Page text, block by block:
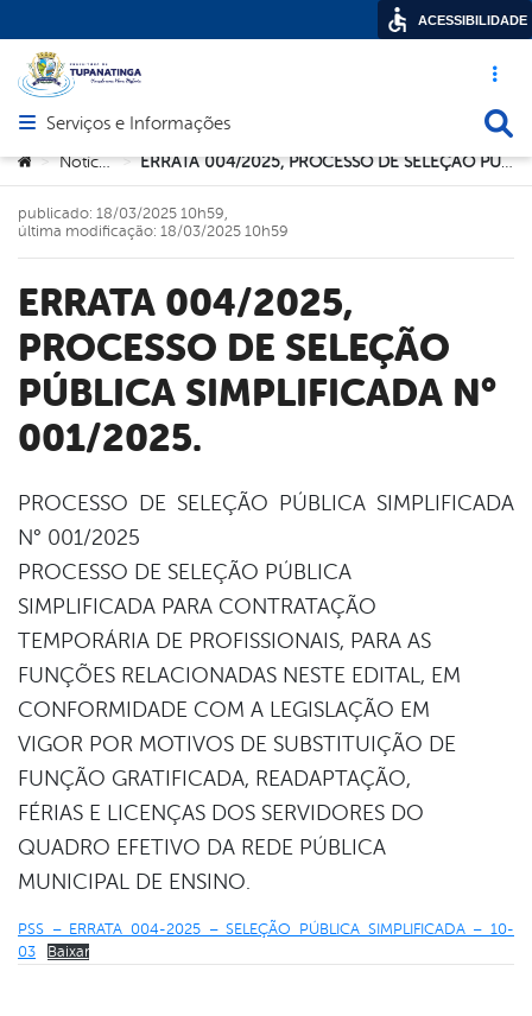
Acesso
Abrir menu principal de navegação
Serviços e Informações
Você está aqui:
> Notícias > ERRATA 004/2025, PROCESSO DE SELEÇÃO PÚBLICA SIMPLIFICADA N° 001/2025.
ERRATA 004/2025,
PROCESSO DE SELEÇÃO
PÚBLICA SIMPLIFICADA N°
001/2025.
publicado: 18/03/2025 10h59,
última modificação: 18/03/2025 10h59
PROCESSO DE SELEÇÃO PÚBLICA SIMPLIFICADA
N° 001/2025
PROCESSO DE SELEÇÃO PÚBLICA
SIMPLIFICADA PARA CONTRATAÇÃO
TEMPORÁRIA DE PROFISSIONAIS, PARA AS
FUNÇÕES RELACIONADAS NESTE EDITAL, EM
CONFORMIDADE COM A LEGISLAÇÃO EM
VIGOR POR MOTIVOS DE SUBSTITUIÇÃO DE
FUNÇÃO GRATIFICADA, READAPTAÇÃO,
FÉRIAS E LICENÇAS DOS SERVIDORES DO
QUADRO EFETIVO DA REDE PÚBLICA
MUNICIPAL DE ENSINO.
PSS – ERRATA 004-2025 – SELEÇÃO PÚBLICA SIMPLIFICADA – 10-
03
Baixar
ACESSIBILIDADE